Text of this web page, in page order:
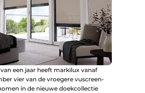
een jaar heeft markilux vanaf
vier van de vroegere vuscreen-
in de nieuwe doekcollectie